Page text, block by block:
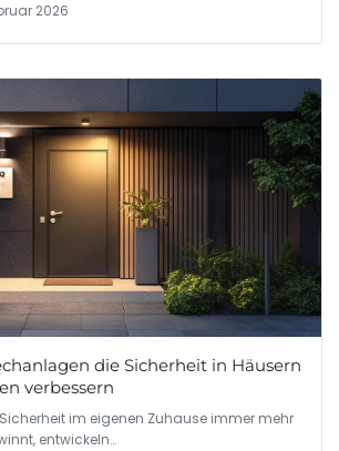
2026
die Sicherheit in Häusern
verbessern
Sicherheit im eigenen Zuhause immer mehr
entwickeln…